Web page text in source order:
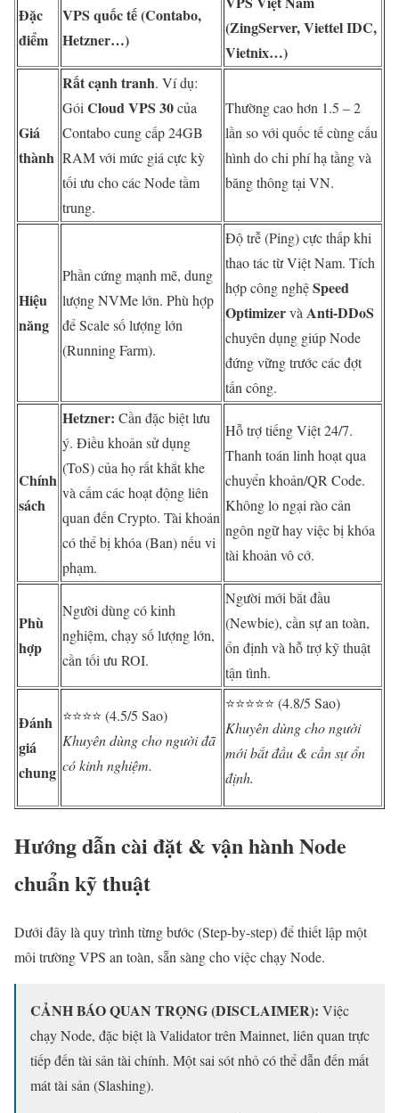
Đặc
điểm
VPS quốc tế (Contabo,
Hetzner…)
(ZingServer, Viettel IDC,
Vietnix…)
Giá
thành
Rất cạnh tranh. Ví dụ:
GóiCloud VPS 30của
Contabo cung cấp 24GB
RAM với mức giá cực kỳ
tối ưu cho các Node tầm
trung.
Thường cao hơn 1.5 – 2
lần so với quốc tế cùng cấu
hình do chi phí hạ tầng và
băng thông tại VN.
Hiệu
năng
Phần cứng mạnh mẽ, dung
lượng NVMe lớn. Phù hợp
để Scale số lượng lớn
(Running Farm).
Độ trễ (Ping) cực thấp khi
thao tác từ Việt Nam. Tích
hợp công nghệSpeed
OptimizervàAnti-DDoS
chuyên dụng giúp Node
đứng vững trước các đợt
tấn công.
Chính
sách
Hetzner: Cần đặc biệt lưu
ý. Điều khoản sử dụng
(ToS) của họ rất khắt khe
và cấm các hoạt động liên
quan đến Crypto. Tài khoản
có thể bị khóa (Ban) nếu vi
phạm.
Hỗ trợ tiếng Việt 24/7.
Thanh toán linh hoạt qua
chuyển khoản/QR Code.
Không lo ngại rào cản
ngôn ngữ hay việc bị khóa
tài khoản vô cớ.
Phù
hợp
Người dùng có kinh
nghiệm, chạy số lượng lớn,
cần tối ưu ROI.
Người mới bắt đầu
(Newbie), cần sự an toàn,
ổn định và hỗ trợ kỹ thuật
tận tình.
Đánh
giá
chung
⭐⭐⭐⭐ (4.5/5 Sao)
Khuyên dùng cho người đã
có kinh nghiệm.
⭐⭐⭐⭐⭐ (4.8/5 Sao)
Khuyên dùng cho người
mới bắt đầu & cần sự ổn
định.
Hướng dẫn cài đặt & vận hành Node
chuẩn kỹ thuật
Dưới đây là quy trình từng bước (Step-by-step) để thiết lập một
môi trường VPS an toàn, sẵn sàng cho việc chạy Node.
CẢNH BÁO QUAN TRỌNG (DISCLAIMER): Việc
chạy Node, đặc biệt là Validator trên Mainnet, liên quan trực
tiếp đến tài sản tài chính. Một sai sót nhỏ có thể dẫn đến mất
mát tài sản (Slashing).